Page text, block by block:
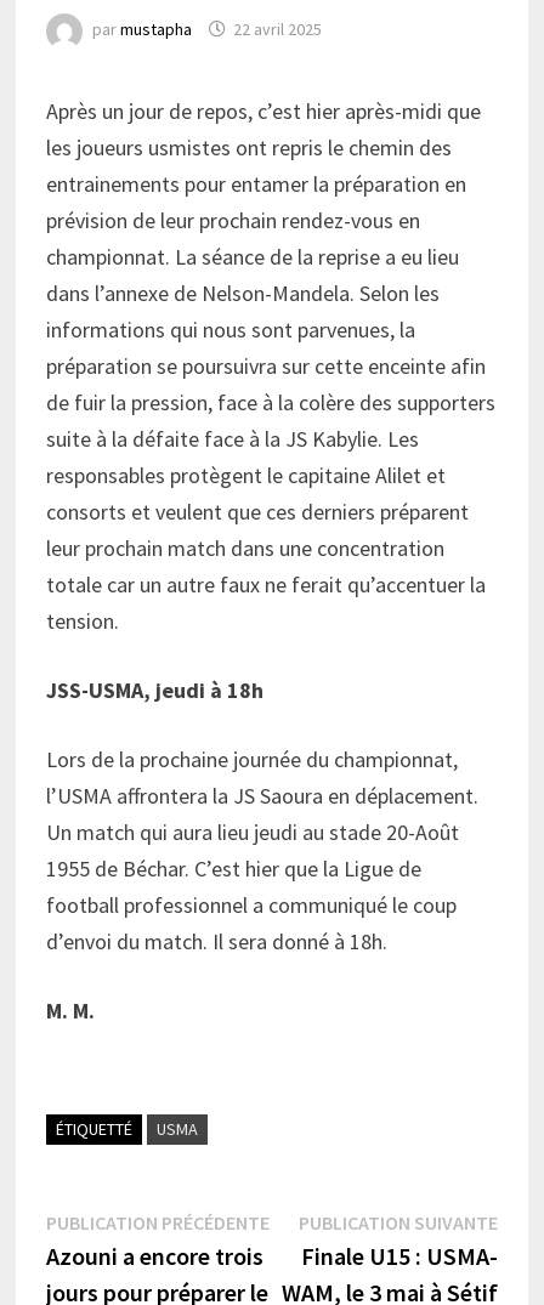
parmustapha 22 avril 2025
Après un jour de repos, c’est hier après-midi que
les joueurs usmistes ont repris le chemin des
entrainements pour entamer la préparation en
prévision de leur prochain rendez-vous en
championnat. La séance de la reprise a eu lieu
dans l’annexe de Nelson-Mandela. Selon les
informations qui nous sont parvenues, la
préparation se poursuivra sur cette enceinte afin
de fuir la pression, face à la colère des supporters
suite à la défaite face à la JS Kabylie. Les
responsables protègent le capitaine Alilet et
consorts et veulent que ces derniers préparent
leur prochain match dans une concentration
totale car un autre faux ne ferait qu’accentuer la
tension.
JSS-USMA, jeudi à 18h
Lors de la prochaine journée du championnat,
l’USMA affrontera la JS Saoura en déplacement.
Un match qui aura lieu jeudi au stade 20-Août
1955 de Béchar. C’est hier que la Ligue de
football professionnel a communiqué le coup
d’envoi du match. Il sera donné à 18h.
M. M.
ÉTIQUETTÉ USMA
Navigation
de
PUBLICATION PRÉCÉDENTEPublication
précédente :
Azouni a encore trois
jours pour préparer le
PUBLICATION SUIVANTE
Finale U15 : USMA-
WAM, le 3 mai à Sétif